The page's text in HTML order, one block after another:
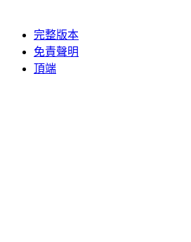
完整版本
免責聲明
頂端